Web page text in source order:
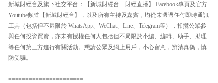
新城財經台及旗下社交平台：【新城財經台 – 財經直播】 Facebook專頁及官方
Youtube頻道【新城財經台】，以及所有主持及嘉賓，均從未透過任何即時通訊
工具（包括但不局限於 WhatsApp、WeChat、Line、Telegram等），招攬公眾參
與任何投資買賣，亦未有授權任何人包括但不局限於小編、編輯、助手、助理
等任何第三方進行有關活動。懇請公眾及網上用戶，小心留意，辨清真偽，慎
防受騙。
======================